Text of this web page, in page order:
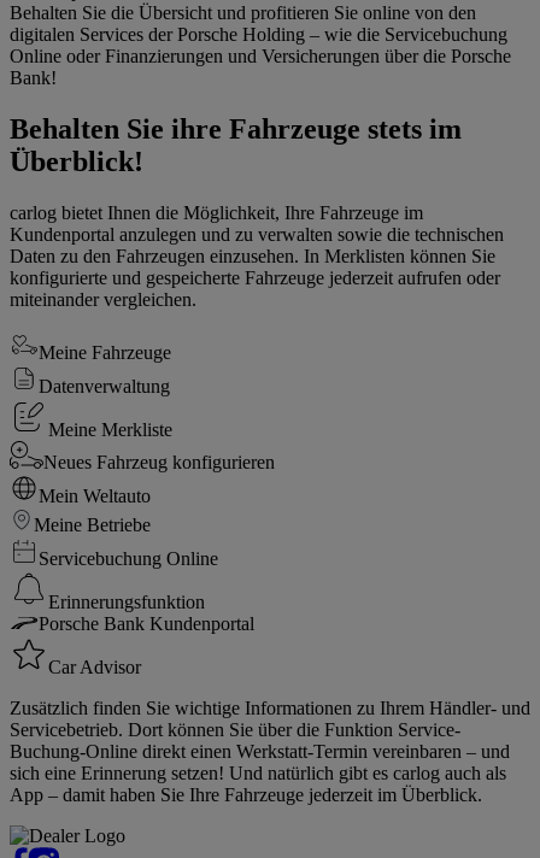
Behalten Sie die Übersicht und profitieren Sie online von den
digitalen Services der Porsche Holding – wie die Servicebuchung
Online oder Finanzierungen und Versicherungen über die Porsche
Bank!
Behalten Sie ihre Fahrzeuge stets im
Überblick!
carlog bietet Ihnen die Möglichkeit, Ihre Fahrzeuge im
Kundenportal anzulegen und zu verwalten sowie die technischen
Daten zu den Fahrzeugen einzusehen. In Merklisten können Sie
konfigurierte und gespeicherte Fahrzeuge jederzeit aufrufen oder
miteinander vergleichen.
Meine Fahrzeuge
Datenverwaltung
Meine Merkliste
Neues Fahrzeug konfigurieren
Mein Weltauto
Meine Betriebe
Servicebuchung Online
Erinnerungsfunktion
Porsche Bank Kundenportal
Car Advisor
Zusätzlich finden Sie wichtige Informationen zu Ihrem Händler- und
Servicebetrieb. Dort können Sie über die Funktion Service-
Buchung-Online direkt einen Werkstatt-Termin vereinbaren – und
sich eine Erinnerung setzen! Und natürlich gibt es carlog auch als
App – damit haben Sie Ihre Fahrzeuge jederzeit im Überblick.